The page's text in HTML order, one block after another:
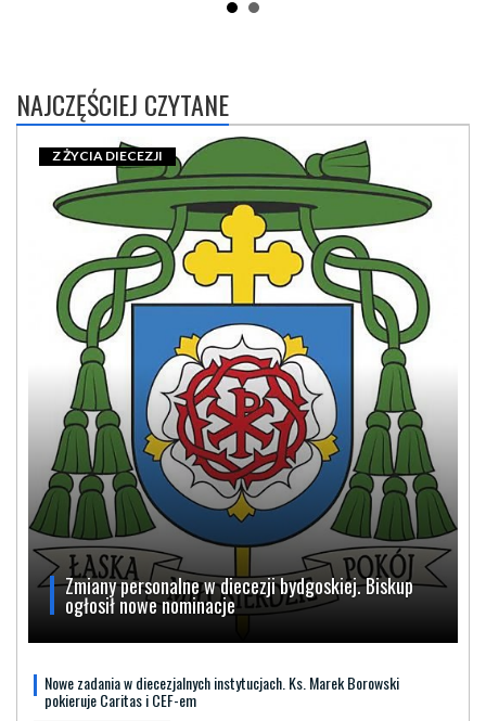
NAJCZĘŚCIEJ CZYTANE
Zmiany personalne w diecezji bydgoskiej. Biskup
ogłosił nowe nominacje
Z ŻYCIA DIECEZJI
Nowe zadania w diecezjalnych instytucjach. Ks. Marek Borowski
pokieruje Caritas i CEF-em